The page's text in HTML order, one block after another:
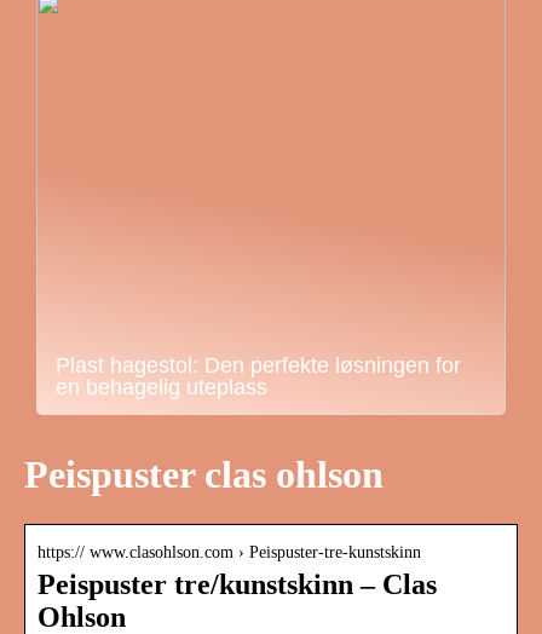
Plast hagestol: Den perfekte løsningen for
en behagelig uteplass
Peispuster clas ohlson
https:// www.clasohlson.com › Peispuster-tre-kunstskinn
Peispuster tre/kunstskinn – Clas
Ohlson